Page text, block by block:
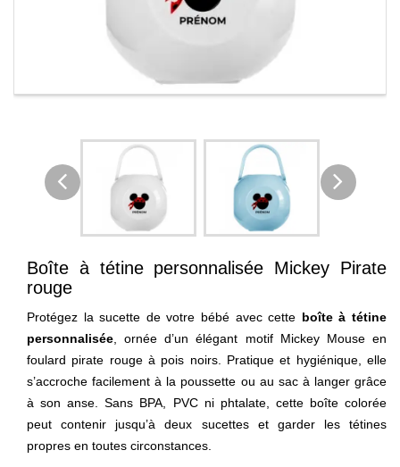
Boîte à tétine personnalisée Mickey Pirate
rouge
Protégez la sucette de votre bébé avec cette boîte à tétine
personnalisée , ornée d’un élégant motif Mickey Mouse en
foulard pirate rouge à pois noirs. Pratique et hygiénique, elle
s’accroche facilement à la poussette ou au sac à langer grâce
à son anse. Sans BPA, PVC ni phtalate, cette boîte colorée
peut contenir jusqu’à deux sucettes et garder les tétines
propres en toutes circonstances.